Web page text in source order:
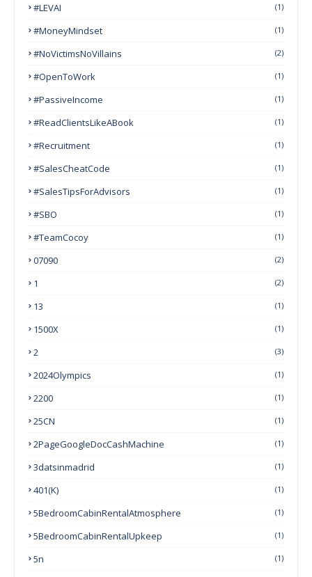
#LEVAI (1)
#MoneyMindset (1)
#NoVictimsNoVillains (2)
#OpenToWork (1)
#PassiveIncome (1)
#ReadClientsLikeABook (1)
#Recruitment (1)
#SalesCheatCode (1)
#SalesTipsForAdvisors (1)
#SBO (1)
#TeamCocoy (1)
07090 (2)
1 (2)
13 (1)
1500X (1)
2 (3)
2024Olympics (1)
2200 (1)
25CN (1)
2PageGoogleDocCashMachine (1)
3datsinmadrid (1)
401(k) (1)
5BedroomCabinRentalAtmosphere (1)
5BedroomCabinRentalUpkeep (1)
5n (1)